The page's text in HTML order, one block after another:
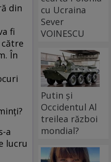
din
fi
În
a
lucru
cu Ucraina
Sever
VOINESCU
Putin și
Occidentul Al
treilea război
mondial?